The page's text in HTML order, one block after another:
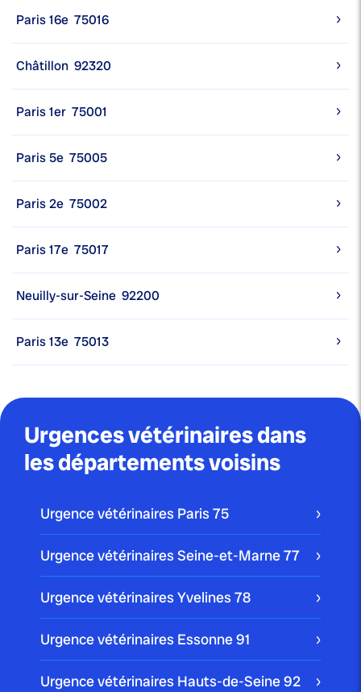
Paris 16e 75016
Châtillon 92320
Paris 1er 75001
Paris 5e 75005
Paris 2e 75002
Paris 17e 75017
Neuilly-sur-Seine 92200
Paris 13e 75013
Urgences vétérinaires dans
les départements voisins
Urgence vétérinaires Paris75
Urgence vétérinaires Seine-et-Marne77
Urgence vétérinaires Yvelines78
Urgence vétérinaires Essonne91
Urgence vétérinaires Hauts-de-Seine92